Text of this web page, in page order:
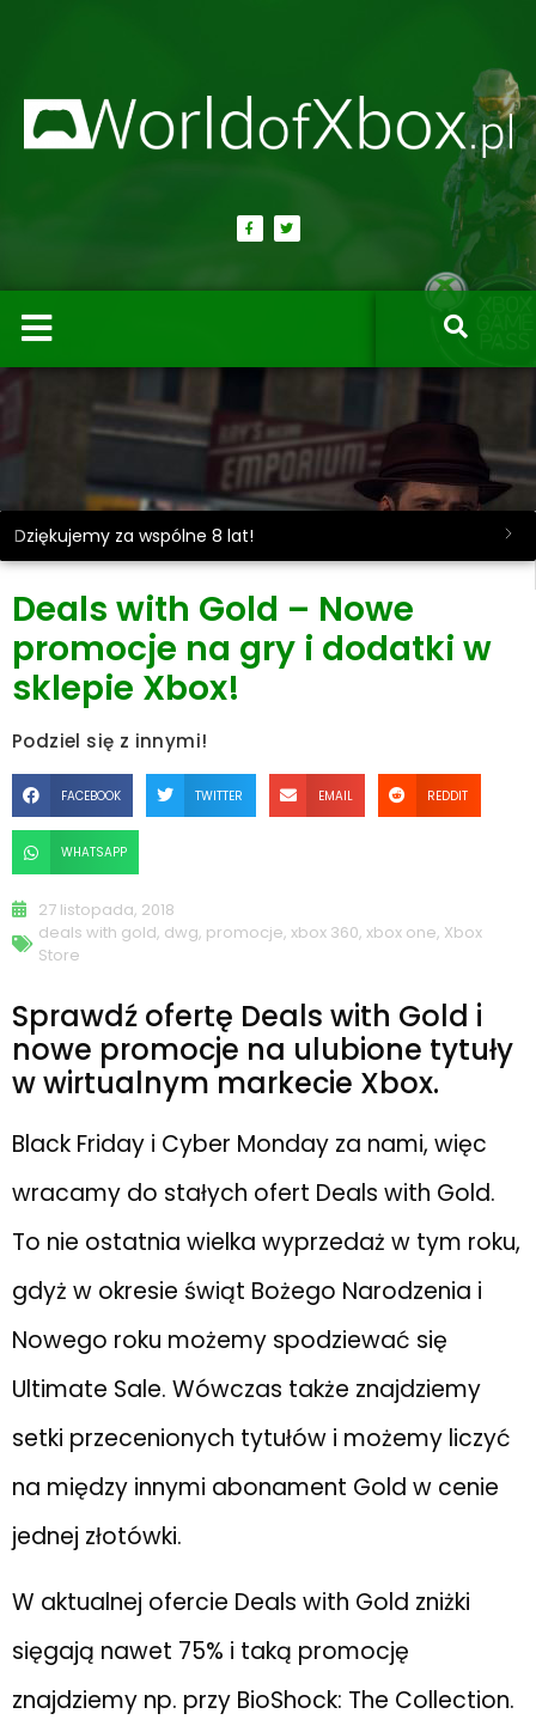
Dziękujemy za wspólne 8 lat!
Deals with Gold – Nowe
promocje na gry i dodatki w
sklepie Xbox!
Podziel się z innymi!
FACEBOOK TWITTER EMAIL REDDIT
WHATSAPP
27 listopada, 2018
deals with gold, dwg, promocje, xbox 360, xbox one, Xbox
Store
Sprawdź ofertę Deals with Gold i
nowe promocje na ulubione tytuły
w wirtualnym markecie Xbox.
Black Friday i Cyber Monday za nami, więc
wracamy do stałych ofert Deals with Gold.
To nie ostatnia wielka wyprzedaż w tym roku,
gdyż w okresie świąt Bożego Narodzenia i
Nowego roku możemy spodziewać się
Ultimate Sale. Wówczas także znajdziemy
setki przecenionych tytułów i możemy liczyć
na między innymi abonament Gold w cenie
jednej złotówki.
W aktualnej ofercie Deals with Gold zniżki
sięgają nawet 75% i taką promocję
znajdziemy np. przy BioShock: The Collection.